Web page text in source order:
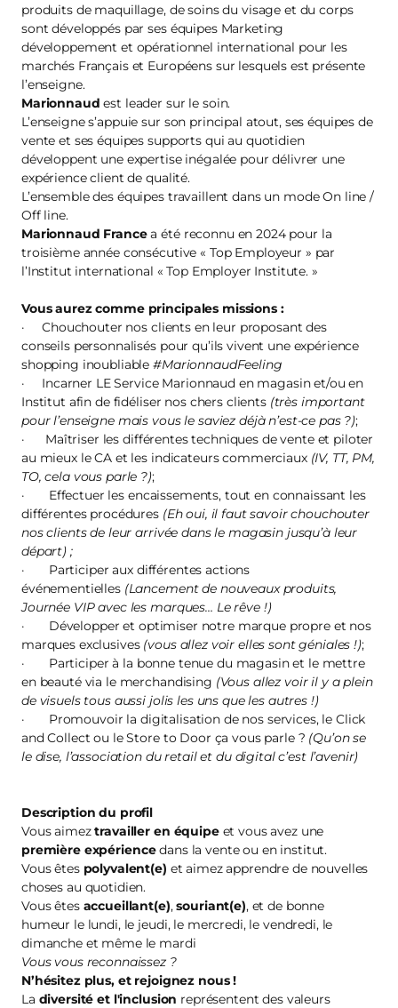
produits de maquillage, de soins du visage et du corps
sont développés par ses équipes Marketing
développement et opérationnel international pour les
marchés Français et Européens sur lesquels est présente
l’enseigne.
Marionnaud est leader sur le soin.
L’enseigne s’appuie sur son principal atout, ses équipes de
vente et ses équipes supports qui au quotidien
développent une expertise inégalée pour délivrer une
expérience client de qualité.
L’ensemble des équipes travaillent dans un mode On line /
Off line.
Marionnaud Francea été reconnu en 2024 pour la
troisième année consécutive « Top Employeur » par
l’Institut international « Top Employer Institute. »
Vous aurez comme principales missions :
· Chouchouter nos clients en leur proposant des
conseils personnalisés pour qu’ils vivent une expérience
shopping inoubliable#MarionnaudFeeling
· Incarner LE Service Marionnaud en magasin et/ou en
Institut afin de fidéliser nos chers clients (très important
pour l’enseigne mais vous le saviez déjà n’est-ce pas ?);
· Maîtriser les différentes techniques de vente et piloter
au mieux le CA et les indicateurs commerciaux (IV, TT, PM,
TO, cela vous parle ?);
· Effectuer les encaissements, tout en connaissant les
différentes procédures (Eh oui, il faut savoir chouchouter
nos clients de leur arrivée dans le magasin jusqu’à leur
départ) ;
· Participer aux différentes actions
événementielles (Lancement de nouveaux produits,
Journée VIP avec les marques… Le rêve !)
· Développer et optimiser notre marque propre et nos
marques exclusives (vous allez voir elles sont géniales !);
· Participer à la bonne tenue du magasin et le mettre
en beauté via le merchandising (Vous allez voir il y a plein
de visuels tous aussi jolis les uns que les autres !)
· Promouvoir la digitalisation de nos services, le Click
and Collect ou le Store to Door ça vous parle ? (Qu’on se
le dise, l’association du retail et du digital c’est l’avenir)
Description du profil
Vous aimeztravailler en équipe et vous avez une
première expériencedans la vente ou en institut.
Vous êtes polyvalent(e) et aimez apprendre de nouvelles
choses au quotidien.
Vous êtes accueillant(e),souriant(e), et de bonne
humeur le lundi, le jeudi, le mercredi, le vendredi, le
dimanche et même le mardi
Vous vous reconnaissez ?
N’hésitez plus, et rejoignez nous!
La diversité et l'inclusion représentent des valeurs